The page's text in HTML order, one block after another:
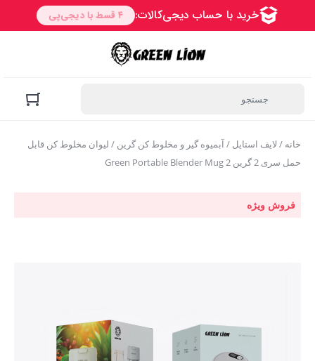
خانه / لایف استایل /آبمیوه گیر و مخلوط کن گرین / لیوان مخلوط کن قابل
حمل سری 2 گرین Green Portable Blender Mug 2
فروش ویژه